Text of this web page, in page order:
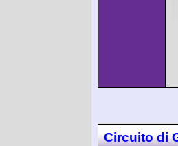
Circuito di